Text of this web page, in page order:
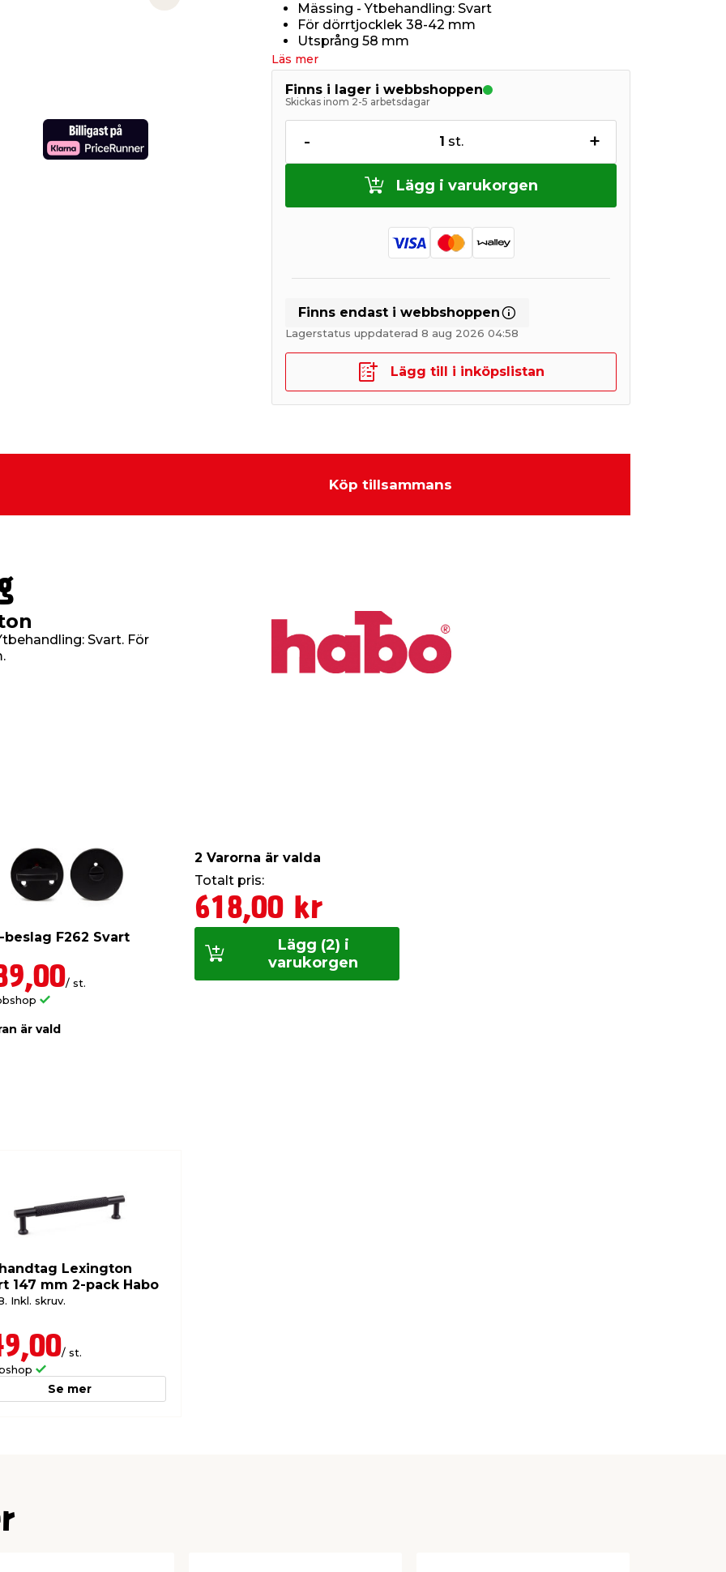
Mässing - Ytbehandling: Svart
För dörrtjocklek 38-42 mm
Utsprång 58 mm
Läs mer
Finns i lager i webbshoppen
Skickas inom 2-5 arbetsdagar
- 1 st. +
Lägg i varukorgen
Finns endast i webbshoppen
Lagerstatus uppdaterad 8 aug 2026 04:58
Lägg till i inköpslistan
Köp tillsammans
Svart. För
beslag F262 Svart
/ st.
är vald
2 Varorna är valda
Totalt pris:
618,00 kr
Lägg (2) i
varukorgen
Lexington
147 mm 2-pack Habo
Inkl. skruv.
/ st.
Se mer